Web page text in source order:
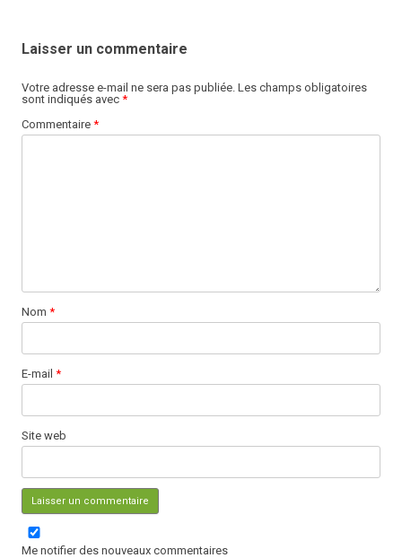
Laisser un commentaire
Votre adresse e-mail ne sera pas publiée. Les champs obligatoires
sont indiqués avec *
Commentaire *
Nom *
E-mail *
Site web
Me notifier des nouveaux commentaires